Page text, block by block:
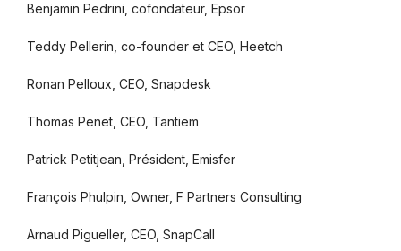
Benjamin Pedrini, cofondateur, Epsor
Teddy Pellerin, co-founder et CEO, Heetch
Ronan Pelloux, CEO, Snapdesk
Thomas Penet, CEO, Tantiem
Patrick Petitjean, Président, Emisfer
François Phulpin, Owner, F Partners Consulting
Arnaud Pigueller, CEO, SnapCall